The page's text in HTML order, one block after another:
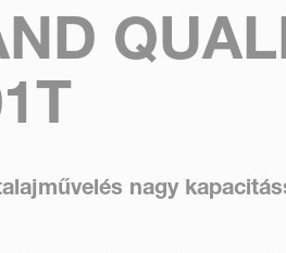
nagy